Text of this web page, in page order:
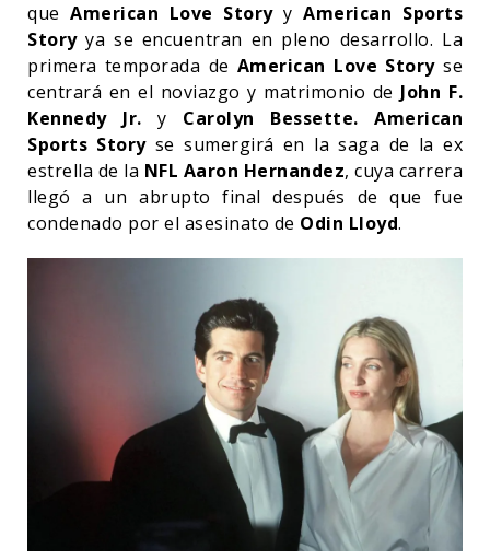
queAmerican Love Storyy American Sports
Storyya se encuentran en pleno desarrollo. La
primera temporada de American Love Story se
centrará en el noviazgo y matrimonio de John F.
Kennedy Jr. y Carolyn Bessette. American
Sports Story se sumergirá en la saga de la ex
estrella de la NFL Aaron Hernandez, cuya carrera
llegó a un abrupto final después de que fue
condenado por el asesinato de Odin Lloyd.